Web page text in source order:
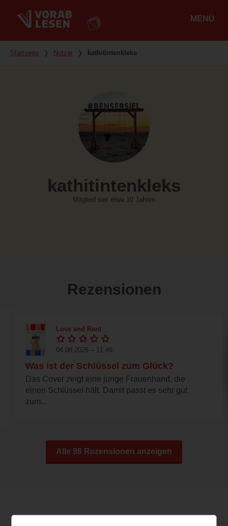
MENÜ
Du bist hier
Startseite ❭ Nutzer ❭ kathitintenkleks
kathitintenkleks
Mitglied seit etwa 10 Jahren
Rezensionen
Love and Rent
04.08.2026 – 11:46
Was ist der Schlüssel zum Glück?
Das Cover zeigt eine junge Frauenhand, die
einen Schlüssel hält. Damit passt es sehr gut
zum...
Alle 98 Rezensionen anzeigen